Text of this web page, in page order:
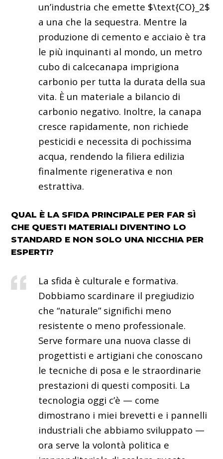
un’industria che emette $\text{CO}_2$
a una che la sequestra. Mentre la
produzione di cemento e acciaio è tra
le più inquinanti al mondo, un metro
cubo di calcecanapa imprigiona
carbonio per tutta la durata della sua
vita. È un materiale a bilancio di
carbonio negativo. Inoltre, la canapa
cresce rapidamente, non richiede
pesticidi e necessita di pochissima
acqua, rendendo la filiera edilizia
finalmente rigenerativa e non
estrattiva.
QUAL È LA SFIDA PRINCIPALE PER FAR SÌ
CHE QUESTI MATERIALI DIVENTINO LO
STANDARD E NON SOLO UNA NICCHIA PER
ESPERTI?
La sfida è culturale e formativa.
Dobbiamo scardinare il pregiudizio
che “naturale” significhi meno
resistente o meno professionale.
Serve formare una nuova classe di
progettisti e artigiani che conoscano
le tecniche di posa e le straordinarie
prestazioni di questi compositi. La
tecnologia oggi c’è — come
dimostrano i miei brevetti e i pannelli
industriali che abbiamo sviluppato —
ora serve la volontà politica e